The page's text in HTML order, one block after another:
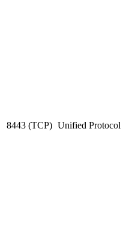
8443 (TCP) Unified Protocol